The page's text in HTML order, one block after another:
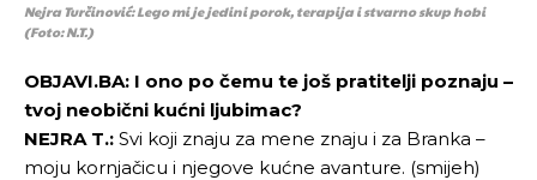
Nejra Turčinović: Lego mi je jedini porok, terapija i stvarno skup hobi
(Foto: N.T.)
OBJAVI.BA: I ono po čemu te još pratitelji poznaju –
tvoj neobični kućni ljubimac?
NEJRA T.: Svi koji znaju za mene znaju i za Branka –
moju kornjačicu i njegove kućne avanture. (smijeh)